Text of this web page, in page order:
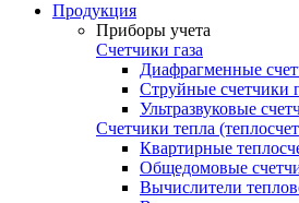
Продукция
Приборы учета
Счетчики газа
Диафрагменные
Струйные счетчики
Ультразвуковые
Счетчики тепла
Квартирные
Общедомовые
Вычислители